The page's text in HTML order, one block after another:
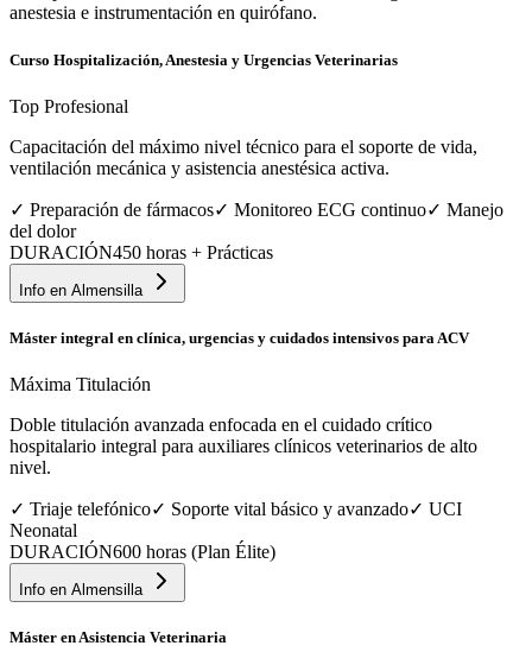
anestesia e instrumentación en quirófano.
Curso Hospitalización, Anestesia y Urgencias Veterinarias
Top Profesional
Capacitación del máximo nivel técnico para el soporte de vida,
ventilación mecánica y asistencia anestésica activa.
✓ Preparación de fármacos✓ Monitoreo ECG continuo✓ Manejo
del dolor
DURACIÓN450 horas + Prácticas
Info en Almensilla
Máster integral en clínica, urgencias y cuidados intensivos para ACV
Máxima Titulación
Doble titulación avanzada enfocada en el cuidado crítico
hospitalario integral para auxiliares clínicos veterinarios de alto
nivel.
✓ Triaje telefónico✓ Soporte vital básico y avanzado✓ UCI
Neonatal
DURACIÓN600 horas (Plan Élite)
Info en Almensilla
Máster en Asistencia Veterinaria